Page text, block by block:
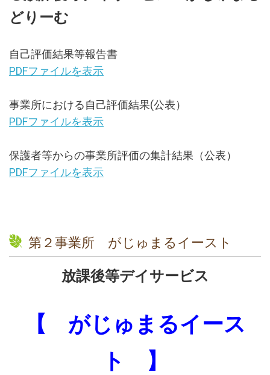
どりーむ
自己評価結果等報告書
PDFファイルを表示
事業所における自己評価結果(公表）
PDFファイルを表示
保護者等からの事業所評価の集計結果（公表）
PDFファイルを表示
第２事業所 がじゅまるイースト
放課後等デイサービス
【 がじゅまるイース
ト 】